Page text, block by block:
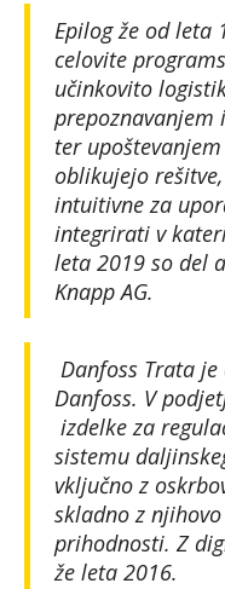
Epilog že od leta
celovite
učinkovito
prepoznavanjem
ter
oblikujejo
intuitivne za
integrirati v
leta 2019 so del
Knapp AG.
Danfoss Trata
Danfoss. V
izdelke za
sistemu
vključno z
skladno z
prihodnosti. Z
že leta 2016.